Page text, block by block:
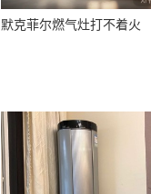
默克菲尔燃气灶打不着火